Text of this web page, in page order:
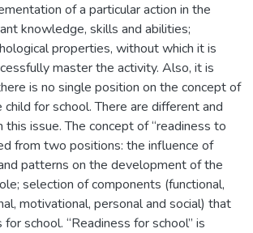
of a particular action in the
knowledge, skills and abilities;
properties, without which it is
master the activity. Also, it is
is no single position on the concept of
child for school. There are different and
issue. The concept of “readiness to
from two positions: the influence of
patterns on the development of the
selection of components (functional,
motivational, personal and social) that
school. “Readiness for school” is